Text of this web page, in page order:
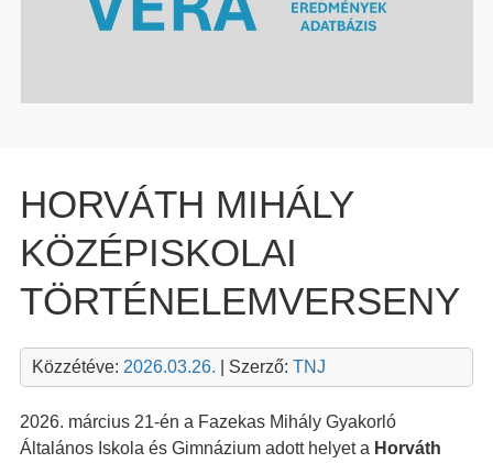
HORVÁTH MIHÁLY
KÖZÉPISKOLAI
TÖRTÉNELEMVERSENY
Közzétéve: 2026.03.26. | Szerző: TNJ
2026. március 21-én a Fazekas Mihály Gyakorló
Általános Iskola és Gimnázium adott helyet a Horváth